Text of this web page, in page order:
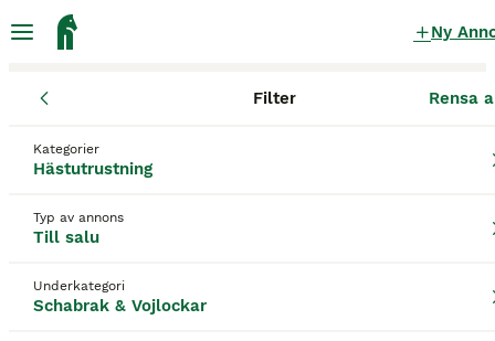
Ny
Filter Rensa
Kategorier
Hästutrustning
Typ av annons
Till salu
Underkategori
Schabrak & Vojlockar
Schabrak & Vojlockar till salu
511 Hästutrustning hittade
Schabrak & Vojlockar